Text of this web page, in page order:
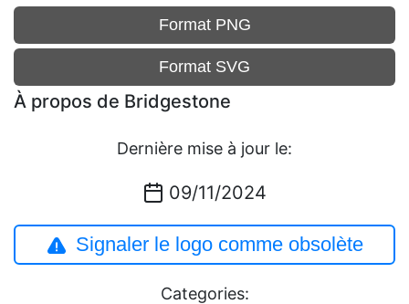
Format PNG
Format SVG
À propos de Bridgestone
Dernière mise à jour le:
09/11/2024
Signaler le logo comme obsolète
Categories: